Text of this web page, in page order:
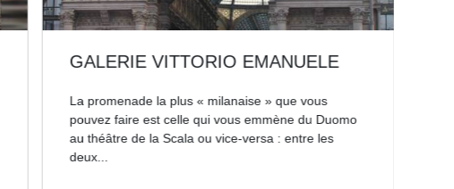
GALERIE VITTORIO EMANUELE
La promenade la plus « milanaise » que vous
pouvez faire est celle qui vous emmène du Duomo
au théâtre de la Scala ou vice-versa : entre les
deux...